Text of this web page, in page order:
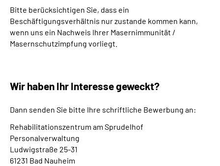
Bitte berücksichtigen Sie, dass ein
Beschäftigungsverhältnis nur zustande kommen kann,
wenn uns ein Nachweis Ihrer Masernimmunität /
Masernschutzimpfung vorliegt.
Wir haben Ihr Interesse geweckt?
Dann senden Sie bitte Ihre schriftliche Bewerbung an:
Rehabilitationszentrum am Sprudelhof
Personalverwaltung
Ludwigstraße 25-31
61231 Bad Nauheim